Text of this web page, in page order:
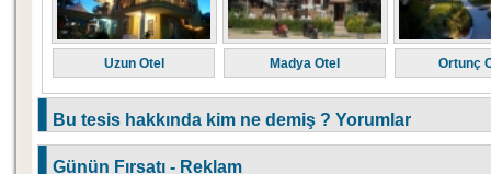
Uzun Otel Madya Otel Ortunç
Bu tesis hakkında kim ne demiş ? Yorumlar
Günün Fırsatı - Reklam